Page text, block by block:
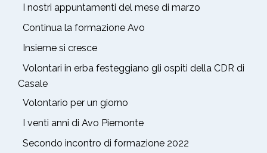
I nostri appuntamenti del mese di marzo
Continua la formazione Avo
Insieme si cresce
Volontari in erba festeggiano gli ospiti della CDR di
Casale
Volontario per un giorno
I venti anni di Avo Piemonte
Secondo incontro di formazione 2022